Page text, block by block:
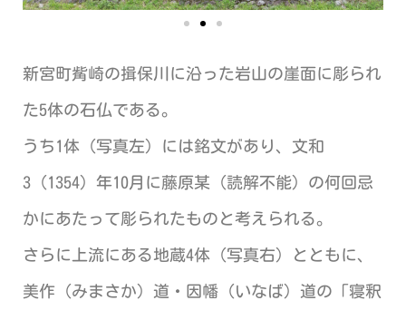
新宮町觜崎の揖保川に沿った岩山の崖面に彫られ
た5体の石仏である。
うち1体（写真左）には銘文があり、文和
3（1354）年10月に藤原某（読解不能）の何回忌
かにあたって彫られたものと考えられる。
さらに上流にある地蔵4体（写真右）とともに、
美作 （みまさか） 道・因幡 （いなば） 道の「寝釈